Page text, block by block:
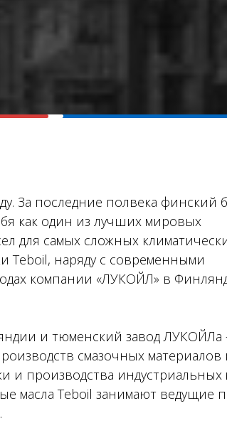
За последние полвека финский
как один из лучших мировых
для самых сложных
Teboil, наряду с современными
компании «ЛУКОЙЛ» в
и тюменский завод ЛУКОЙЛа
смазочных материалов
и производства индустриальных
масла Teboil занимают ведущие